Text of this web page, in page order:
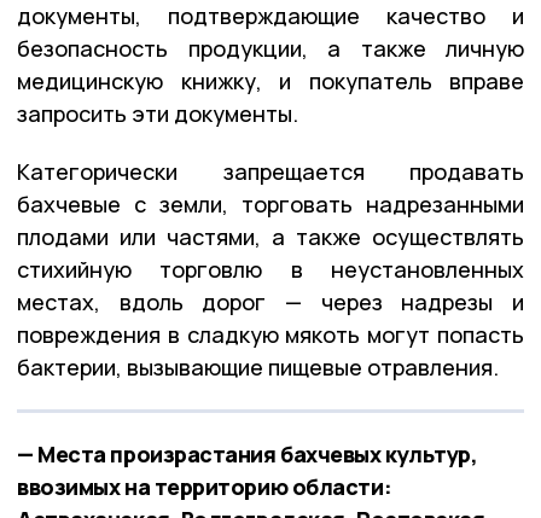
документы, подтверждающие качество и
безопасность продукции, а также личную
медицинскую книжку, и покупатель вправе
запросить эти документы.
Категорически запрещается продавать
бахчевые с земли, торговать надрезанными
плодами или частями, а также осуществлять
стихийную торговлю в неустановленных
местах, вдоль дорог — через надрезы и
повреждения в сладкую мякоть могут попасть
бактерии, вызывающие пищевые отравления.
— Места произрастания бахчевых культур,
ввозимых на территорию области: